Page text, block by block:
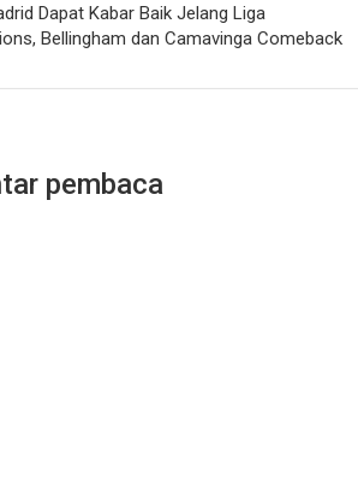
Dapat Kabar Baik Jelang Liga
Bellingham dan Camavinga Comeback
pembaca